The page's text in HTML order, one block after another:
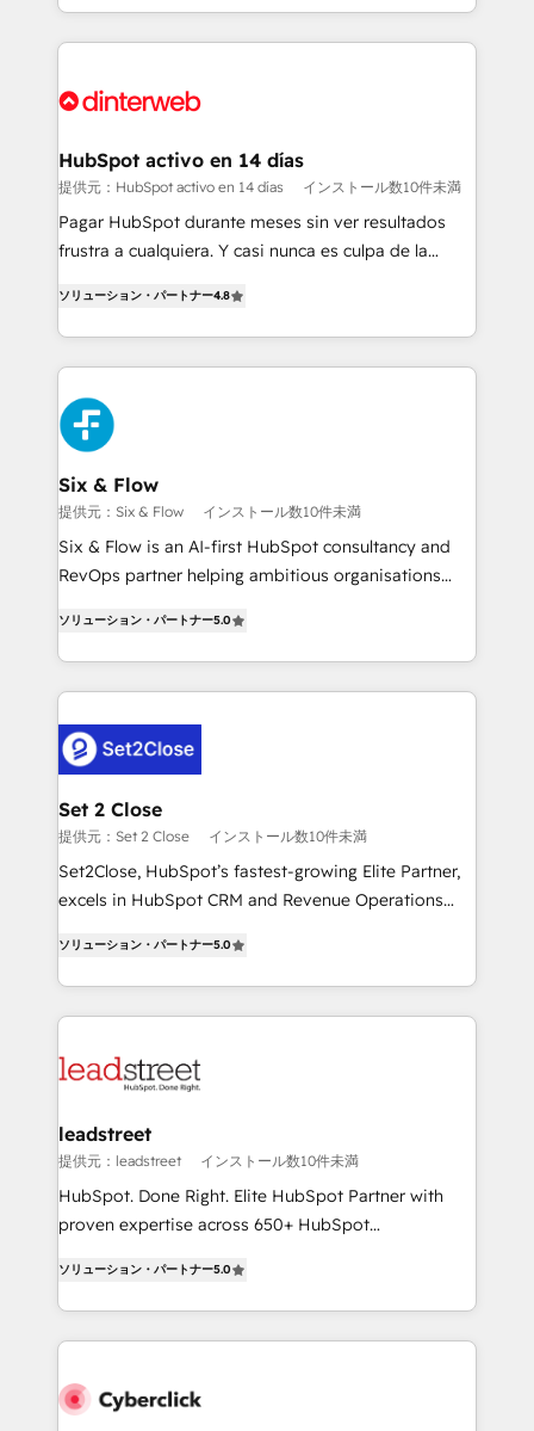
relationships with customers - Make better
decisions with data - Find a new voice and reach
investment
growth. We modernise platforms, streamline
operations that are causing inefficiencies, improve
supercharge revenue operations Key services: • CRM
Transformation / Web Development • RevOps &
Sales Consulting • Marketing Automation What
makes us different? 🚀 Top 0.5% of global HubSpot
agencies ⚙️ The strongest technical ability and
partners who will embed ourselves into your
business, processes and systems 🏢 We specialise in
complex use cases 🏆 CRM Implementation,
Platform Enablement, Custom Integration and
Certified
HubSpot activo en 14 días
提供元：HubSpot activo en 14 días インストール数10件未満
Pagar HubSpot durante meses sin ver resultados
frustra a cualquiera. Y casi nunca es culpa de la
implementó. Trabajamos con un catálogo de +80
casos de uso: cada uno resuelve un problema
concreto de tu operación en HubSpot. La entrega
toma de 1 a 3 semanas por caso, abordamos varios
en paralelo cuando tiene sentido, y siempre
confirmamos resultados antes de seguir avanzando.
Empiezas a ver resultados antes de que termine el
mes. 🏆 HubSpot Partner of the Year 2022, máximo
reconocimiento del ecosistema. Elite Solutions
Partner, el nivel más alto. +700 clientes
Hospital ABC, Hogares Unión, Yves Rocher,
MacStore, Café Britt, Bella Piel, confiaron en
respuestas para empezar. Te ayudamos a identificar
el primer caso de uso que más impacto te dará.
días.
ソリューション・パートナー4.8
Six & Flow
提供元：Six & Flow インストール数10件未満
Six & Flow is an AI-first HubSpot consultancy and
RevOps partner helping ambitious organisations
Operating across the UK, Netherlands, Ireland, and
Canada, we’ve delivered thousands of successful
HubSpot projects for mid-market and enterprise
combine HubSpot, data, and AI to design connected
go-to-market systems that align people, process,
and technology for predictable, scalable revenue
growth. Our expertise spans RevOps, CRM and data
architecture, AI enablement, and strategic marketing,
delivered through our proprietary FLAIR framework
Partner and ISO 27001:2022 certified consultancy,
we blend strategy, creativity, and technology to help
ソリューション・パートナー5.0
Set 2 Close
提供元：Set 2 Close インストール数10件未満
Set2Close, HubSpot’s fastest-growing Elite Partner,
excels in HubSpot CRM and Revenue Operations
As a top HubSpot Elite Partner, we specialize in
custom HubSpot CRM solutions. Our experts design,
implement, and optimize systems to enhance user
marketing, and service teams. From setup to
management, and speed up deal closures. With 500+
projects completed, our Agile approach ensures your
HubSpot CRM drives measurable results. Our
RevOps services align your sales, marketing, and
optimize the revenue lifecycle—lead generation to
retention—by refining processes and eliminating
maximize profitability and adapt to your goals.
ソリューション・パートナー5.0
leadstreet
提供元：leadstreet インストール数10件未満
HubSpot. Done Right. Elite HubSpot Partner with
proven expertise across 650+ HubSpot
experience, we help you use the HubSpot platform
to its fullest capacity, improve your current HubSpot
website, or build your new one.
ソリューション・パートナー5.0